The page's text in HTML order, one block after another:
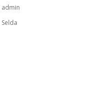
admin
Selda